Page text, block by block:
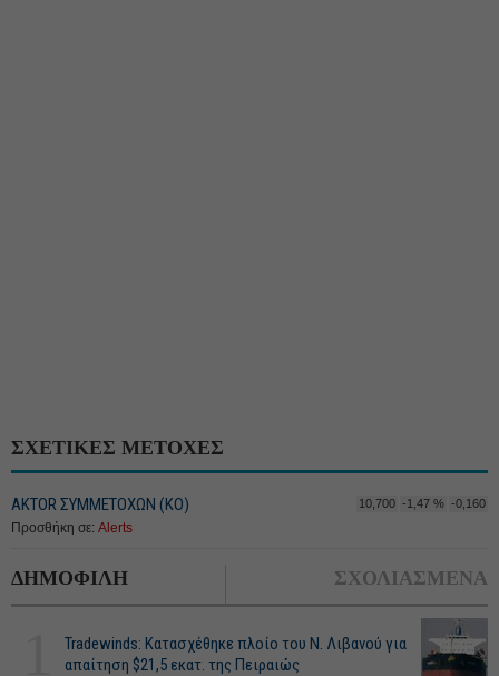
ΣΧΕΤΙΚΕΣ ΜΕΤΟΧΕΣ
ΑΚTOR ΣΥΜΜΕΤΟΧΩΝ (ΚΟ) 10,700 -1,47 % -0,160
Προσθήκη σε: Alerts
ΔΗΜΟΦΙΛΗ ΣΧΟΛΙΑΣΜΕΝΑ
Tradewinds: Κατασχέθηκε πλοίο του Ν. Λιβανού για
απαίτηση $21,5 εκατ. της Πειραιώς